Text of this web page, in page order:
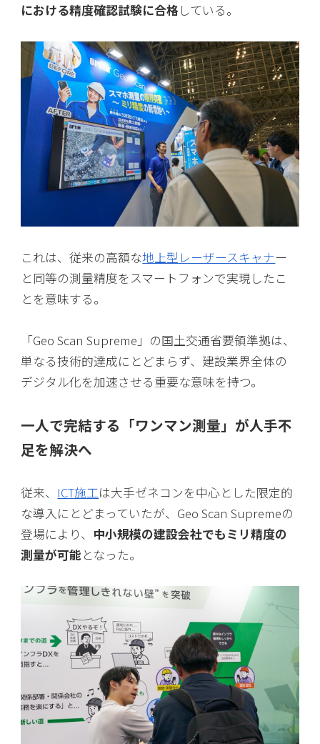
における精度確認試験に合格している。
これは、従来の高額な地上型レーザースキャナー
と同等の測量精度をスマートフォンで実現したこ
とを意味する。
「Geo Scan Supreme」の国土交通省要領準拠は、
単なる技術的達成にとどまらず、建設業界全体の
デジタル化を加速させる重要な意味を持つ。
一人で完結する「ワンマン測量」が人手不
足を解決へ
従来、 ICT施工は大手ゼネコンを中心とした限定的
な導入にとどまっていたが、Geo Scan Supremeの
登場により、 中小規模の建設会社でもミリ精度の
測量が可能 となった。